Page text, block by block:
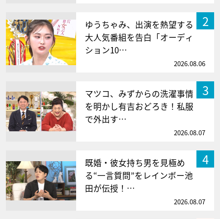
2
ゆうちゃみ、出演を熱望する
大人気番組を告白「オーディ
ション10…
2026.08.06
3
マツコ、みずからの洗濯事情
を明かし有吉おどろき！私服
で外出す…
2026.08.07
4
既婚・彼女持ち男を見極め
る“一言質問”をレインボー池
田が伝授！…
2026.08.07